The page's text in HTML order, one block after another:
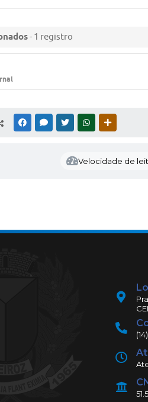
- 1 registro
FACEBOOKMESSENGER
TWITTERWHATSAPP
Velocidade de